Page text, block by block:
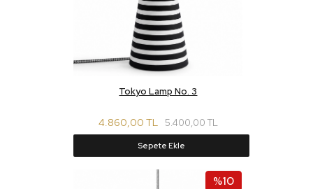
Tokyo Lamp No. 3
4.860,00 TL 5.400,00 TL
Sepete Ekle
%10